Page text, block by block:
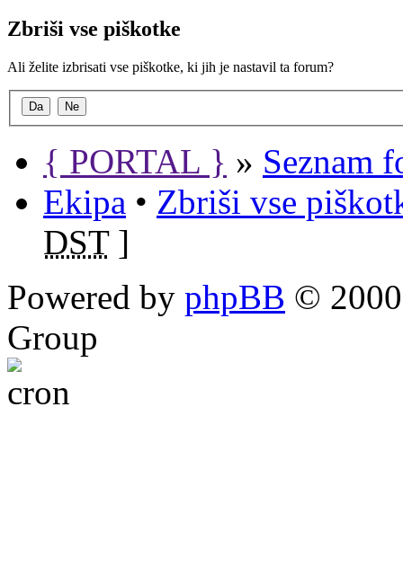
Zbriši vse piškotke
Ali želite izbrisati vse piškotke, ki jih je nastavil ta forum?
{ PORTAL } » Seznam
Ekipa • Zbriši vse
DST]
Powered by phpBB ©
Group